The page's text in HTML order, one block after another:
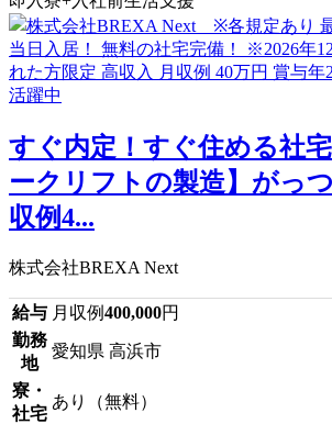
すぐ内定！すぐ住める社
ークリフトの製造】がっ
収例4...
株式会社BREXA Next
給与 月収例400,000円
勤務
地
愛知県 高浜市
寮・
社宅
あり（無料）